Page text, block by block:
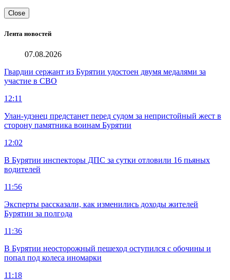
Close
Лента новостей
07.08.2026
Гвардии сержант из Бурятии удостоен двумя медалями за
участие в СВО
12:11
Улан-удэнец предстанет перед судом за непристойный жест в
сторону памятника воинам Бурятии
12:02
В Бурятии инспекторы ДПС за сутки отловили 16 пьяных
водителей
11:56
Эксперты рассказали, как изменились доходы жителей
Бурятии за полгода
11:36
В Бурятии неосторожный пешеход оступился с обочины и
попал под колеса иномарки
11:18